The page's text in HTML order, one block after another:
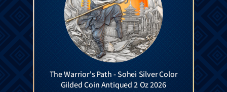
The Warrior's Path - Sohei Silver Color
Gilded Coin Antiqued 2 Oz 2026